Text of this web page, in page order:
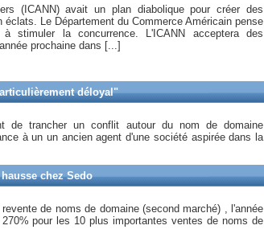
(ICANN) avait un plan diabolique pour créer des
Le Département du Commerce Américain pense
stimuler la concurrence. L'ICANN acceptera des
prochaine dans [...]
déloyal"
de trancher un conflit autour du nom de domaine
à un un ancien agent d'une société aspirée dans la
chez Sedo
de noms de domaine (second marché) , l'année
pour les 10 plus importantes ventes de noms de